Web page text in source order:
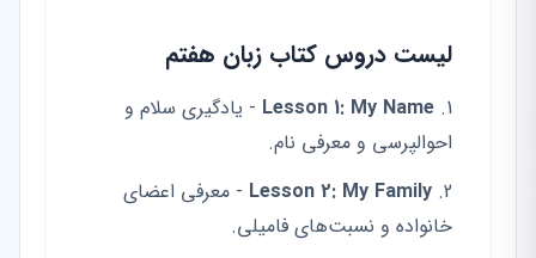
لیست دروس کتاب زبان هفتم
Lesson 1: My Name - یادگیری سلام و
احوالپرسی و معرفی نام.
Lesson 2: My Family - معرفی اعضای
خانواده و نسبت‌های فامیلی.